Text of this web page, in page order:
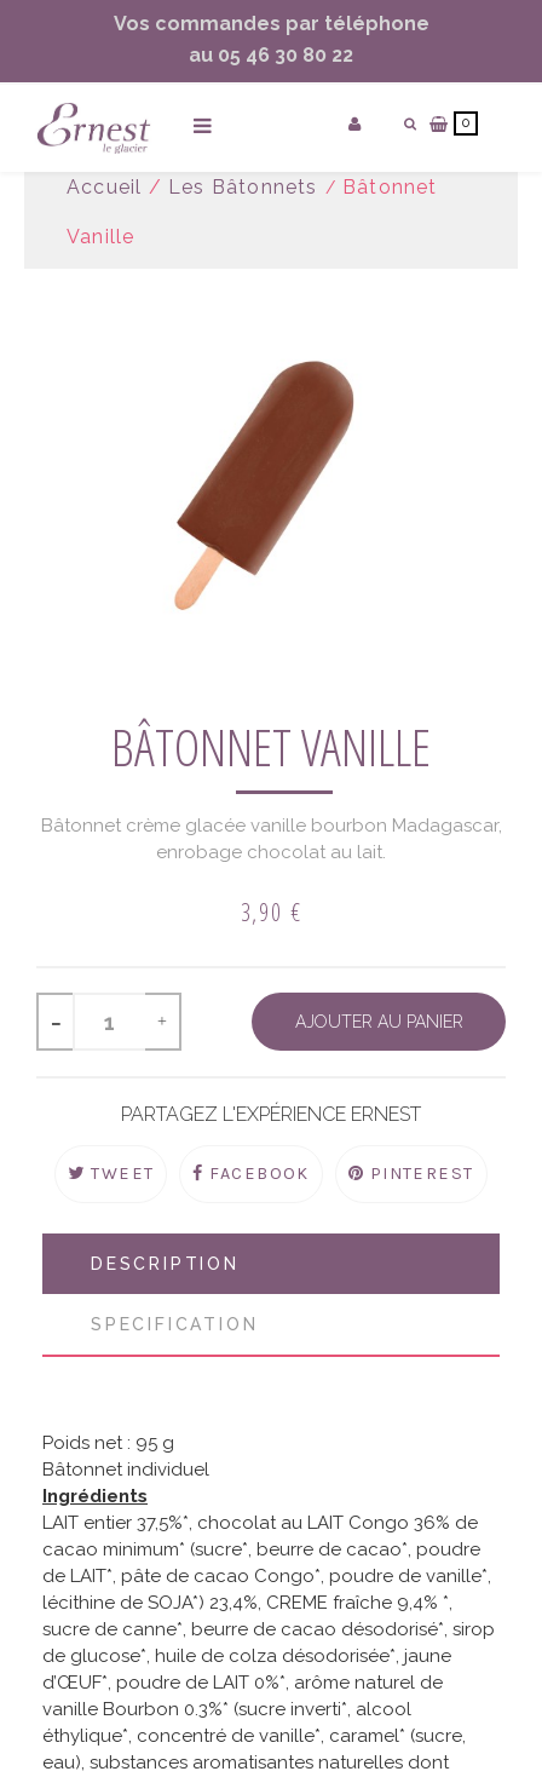
super clone watches
Vos commandes par téléphone
au 05 46 30 80 22
0
Accueil / Les Bâtonnets Bâtonnet
Vanille
BÂTONNET VANILLE
Bâtonnet crème glacée vanille bourbon Madagascar,
enrobage chocolat au lait.
3,90 €
- + AJOUTER AU PANIER
PARTAGEZ L'EXPÉRIENCE ERNEST
TWEET FACEBOOK PINTEREST
DESCRIPTION
SPECIFICATION
Poids net : 95 g
Bâtonnet individuel
Ingrédients
LAIT entier 37,5%*, chocolat au LAIT Congo 36% de
cacao minimum* (sucre*, beurre de cacao*, poudre
de LAIT*, pâte de cacao Congo*, poudre de vanille*,
lécithine de SOJA*) 23,4%, CREME fraîche 9,4% *,
sucre de canne*, beurre de cacao désodorisé*, sirop
de glucose*, huile de colza désodorisée*, jaune
d’ŒUF*, poudre de LAIT 0%*, arôme naturel de
vanille Bourbon 0.3%* (sucre inverti*, alcool
éthylique*, concentré de vanille*, caramel* (sucre,
eau), substances aromatisantes naturelles dont